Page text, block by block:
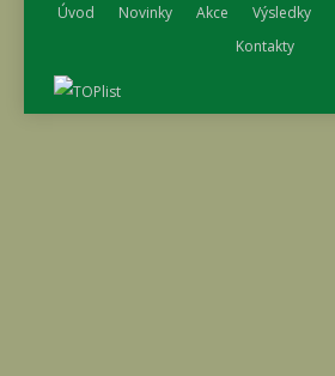
Úvod
Novinky Akce Výsledky
Kontakty